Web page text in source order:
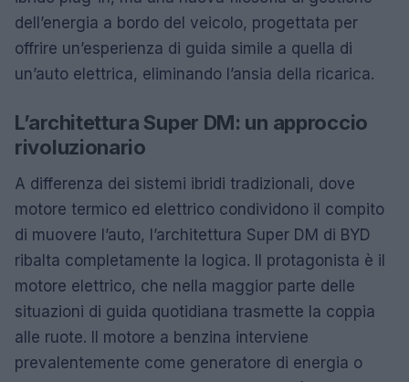
dell’energia a bordo del veicolo, progettata per
offrire un’esperienza di guida simile a quella di
un’auto elettrica, eliminando l’ansia della ricarica.
L’architettura Super DM: un approccio
rivoluzionario
A differenza dei sistemi ibridi tradizionali, dove
motore termico ed elettrico condividono il compito
di muovere l’auto, l’architettura Super DM di BYD
ribalta completamente la logica. Il protagonista è il
motore elettrico, che nella maggior parte delle
situazioni di guida quotidiana trasmette la coppia
alle ruote. Il motore a benzina interviene
prevalentemente come generatore di energia o